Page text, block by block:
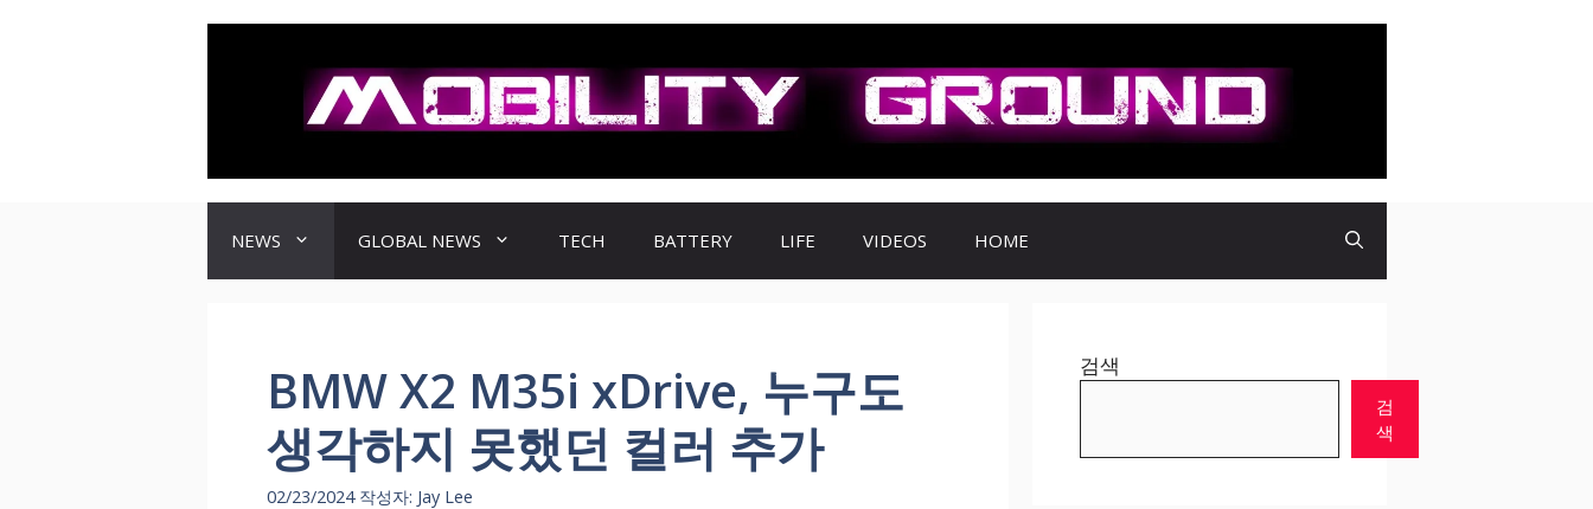
NEWS GLOBAL NEWS TECH BATTERY LIFE VIDEOS HOME
BMW X2 M35i xDrive, 누구도
생각하지 못했던 컬러 추가
02/23/2024 작성자: Jay Lee
검색
검
색